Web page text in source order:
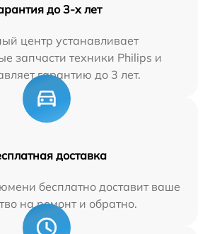
до 3-х лет
центр устанавливает
запчасти техники Philips и
гарантию до 3 лет.
доставка
бесплатно доставит ваше
на ремонт и обратно.